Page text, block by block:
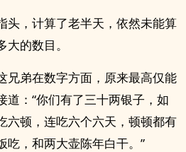
头，计算了老半天，依然未能算
的数目。
兄弟在数字方面，原来最高仅能
道：“你们有了三十两银子，如
六顿，连吃六个六天，顿顿都有
吃，和两大壶陈年白干。”